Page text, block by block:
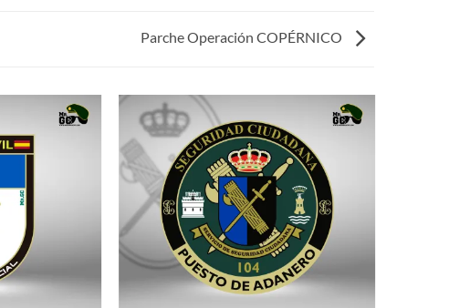
Parche Operación COPÉRNICO